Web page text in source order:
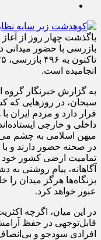
بازرسی با حضور
انجامیده است.
به گزارش خبرنگار گروه
سبحان، در روزهایی
قرار دارد و مردم ایران
داخلی و خارجی
در صحنه حضور دارند و با
تمامیت ارضی کشور خود
آگاهانه، پیام روشنی به
بزنگاه‌ها هرگز میدان را
عبور خواهد کرد.
در این میان، اگرچه
قابل‌توجهی در حفظ
افرادی سودجو و